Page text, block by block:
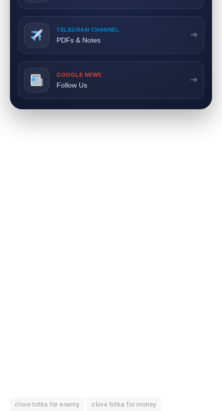
TELEGRAM CHANNEL
PDFs & Notes
➔
GOOGLE NEWS
Follow Us
➔
clove totka for enemy clove totka for money